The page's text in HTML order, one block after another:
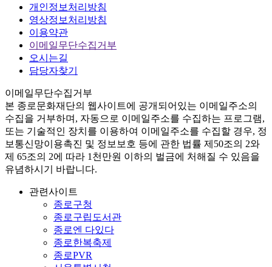
개인정보처리방침
영상정보처리방침
이용약관
이메일무단수집거부
오시는길
담당자찾기
이메일무단수집거부
본 종로문화재단의 웹사이트에 공개되어있는 이메일주소의
수집을 거부하며, 자동으로 이메일주소를 수집하는 프로그램,
또는 기술적인 장치를 이용하여 이메일주소를 수집할 경우, 정
보통신망이용촉진 및 정보보호 등에 관한 법률 제50조의 2와
제 65조의 2에 따라 1천만원 이하의 벌금에 처해질 수 있음을
유념하시기 바랍니다.
관련사이트
종로구청
종로구립도서관
종로엔 다있다
종로한복축제
종로PVR